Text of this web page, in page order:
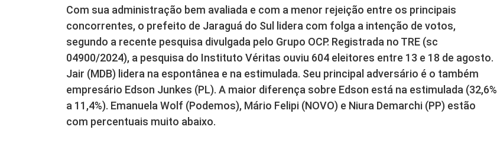
Com sua administração bem avaliada e com a menor rejeição entre os principais
concorrentes, o prefeito de Jaraguá do Sul lidera com folga a intenção de votos,
segundo a recente pesquisa divulgada pelo Grupo OCP. Registrada no TRE (sc
04900/2024), a pesquisa do Instituto Véritas ouviu 604 eleitores entre 13 e 18 de agosto.
Jair (MDB) lidera na espontânea e na estimulada. Seu principal adversário é o também
empresário Edson Junkes (PL). A maior diferença sobre Edson está na estimulada (32,6%
a 11,4%). Emanuela Wolf (Podemos), Mário Felipi (NOVO) e Niura Demarchi (PP) estão
com percentuais muito abaixo.